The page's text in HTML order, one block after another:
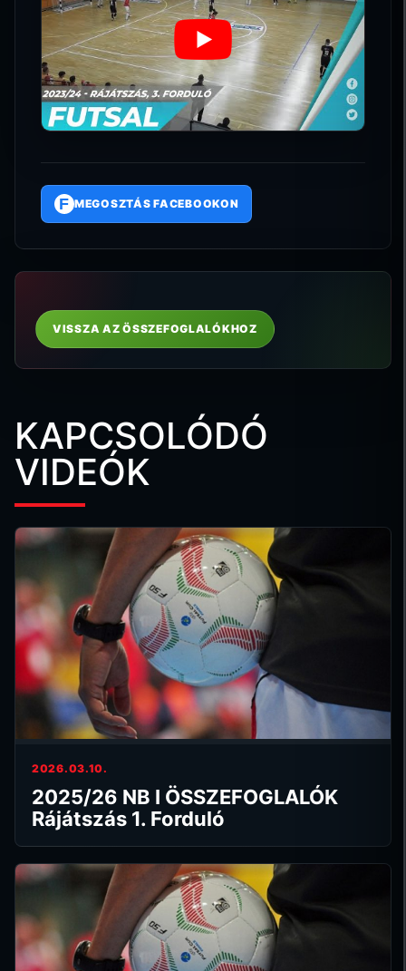
F MEGOSZTÁS FACEBOOKON
VISSZA AZ ÖSSZEFOGLALÓKHOZ
KAPCSOLÓDÓ
VIDEÓK
2026.03.10.
2025/26 NB I ÖSSZEFOGLALÓK
Rájátszás 1. Forduló